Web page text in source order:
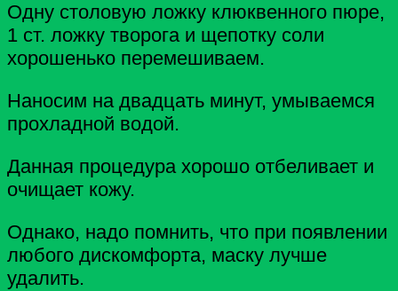
Одну столовую ложку клюквенного пюре,
1 ст. ложку творога и щепотку соли
хорошенько перемешиваем.
Наносим на двадцать минут, умываемся
прохладной водой.
Данная процедура хорошо отбеливает и
очищает кожу.
Однако, надо помнить, что при появлении
любого дискомфорта, маску лучше
удалить.